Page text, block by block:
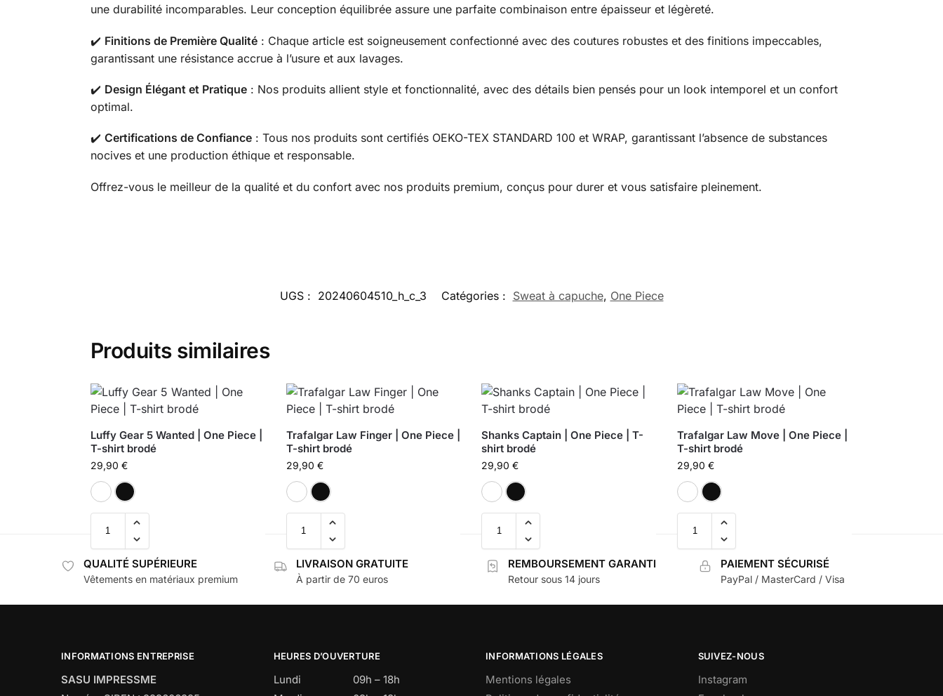
une durabilité incomparables. Leur conception équilibrée assure une parfaite combinaison entre épaisseur et légèreté.
✔️ Finitions de Première Qualité: Chaque article est soigneusement confectionné avec des coutures robustes et des finitions impeccables,
garantissant une résistance accrue à l’usure et aux lavages.
✔️ Design Élégant et Pratique: Nos produits allient style et fonctionnalité, avec des détails bien pensés pour un look intemporel et un confort
optimal.
✔️ Certifications de Confiance: Tous nos produits sont certifiés OEKO-TEX STANDARD 100 et WRAP, garantissant l’absence de substances
nocives et une production éthique et responsable.
Offrez-vous le meilleur de la qualité et du confort avec nos produits premium, conçus pour durer et vous satisfaire pleinement.
UGS : 20240604510_h_c_3 Catégories : Sweat à capuche, One Piece
Produits similaires
Luffy Gear 5 Wanted | One Piece |
T-shirt brodé
29,90 €
Trafalgar Law Finger | One Piece |
T-shirt brodé
29,90 €
Shanks Captain | One Piece | T-
shirt brodé
29,90€
Trafalgar Law Move | One Piece |
T-shirt brodé
29,90€
QUALITÉ SUPÉRIEURE
Vêtements en matériaux premium
LIVRAISON GRATUITE
À partir de 70 euros
REMBOURSEMENT GARANTI
Retour sous 14 jours
PAIEMENT SÉCURISÉ
PayPal / MasterCard / Visa
INFORMATIONS ENTREPRISE
SASU IMPRESSME
HEURES D’OUVERTURE
Lundi
09h – 18h
INFORMATIONS LÉGALES
Mentions légales
SUIVEZ-NOUS
Instagram